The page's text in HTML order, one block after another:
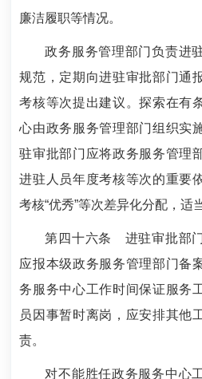
廉洁履职等情况。
政务服务管理部门负责进
规范，定期向进驻审批部门通
考核等次提出建议。探索在有
心由政务服务管理部门组织实
驻审批部门应将政务服务管理
进驻人员年度考核等次的重要
考核“优秀”等次差异化分配，适
第四十六条
进驻审批部
应报本级政务服务管理部门备
务服务中心工作时间保证服务
员因事暂时离岗，应安排其他
责。
对不能胜任政务服务中心